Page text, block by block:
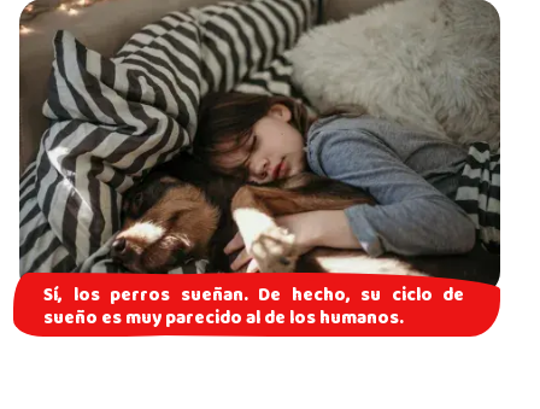
Sí, los perros sueñan. De hecho, su ciclo de
sueño es muy parecido al de los humanos.